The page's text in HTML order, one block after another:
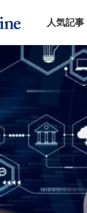
人気記事